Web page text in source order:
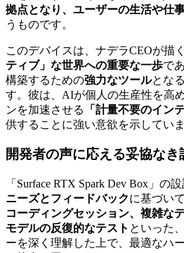
拠点となり、ユーザーの生活や仕
うものです。
このデバイスは、ナデラCEOが描く
ティブ」な世界への重要な一歩で
構築するための強力なツールとな
す。彼は、AIが個人の生産性を高
ンを加速させる
「計量不要のイン
供することに強い意欲を示していま
開発者の声に応える妥協なき
「Surface RTX Spark Dev Box」の設
ニーズとフィードバックに基づい
コーディングセッション、複雑な
モデルの反復的なテスト といった
ーを深く理解した上で、最適なハ